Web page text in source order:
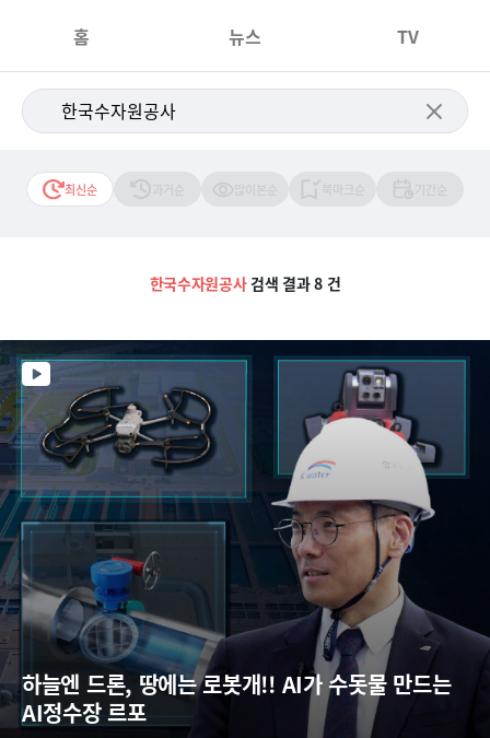
홈 뉴스 TV
최신순
한국수자원공사검색 결과 8 건
하늘엔 드론, 땅에는 로봇개!! AI가 수돗물 만드는
AI정수장 르포